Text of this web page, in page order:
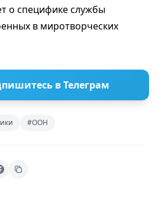
о специфике службы
в миротворческих
в Телеграм
#ООН